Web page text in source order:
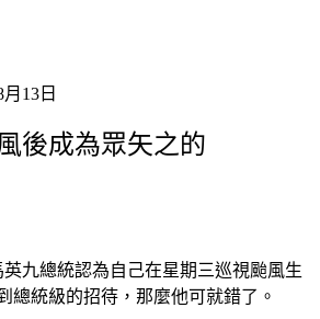
13日
後成為眾矢之的
九總統認為自己在星期三巡視颱風生
總統級的招待，那麼他可就錯了。